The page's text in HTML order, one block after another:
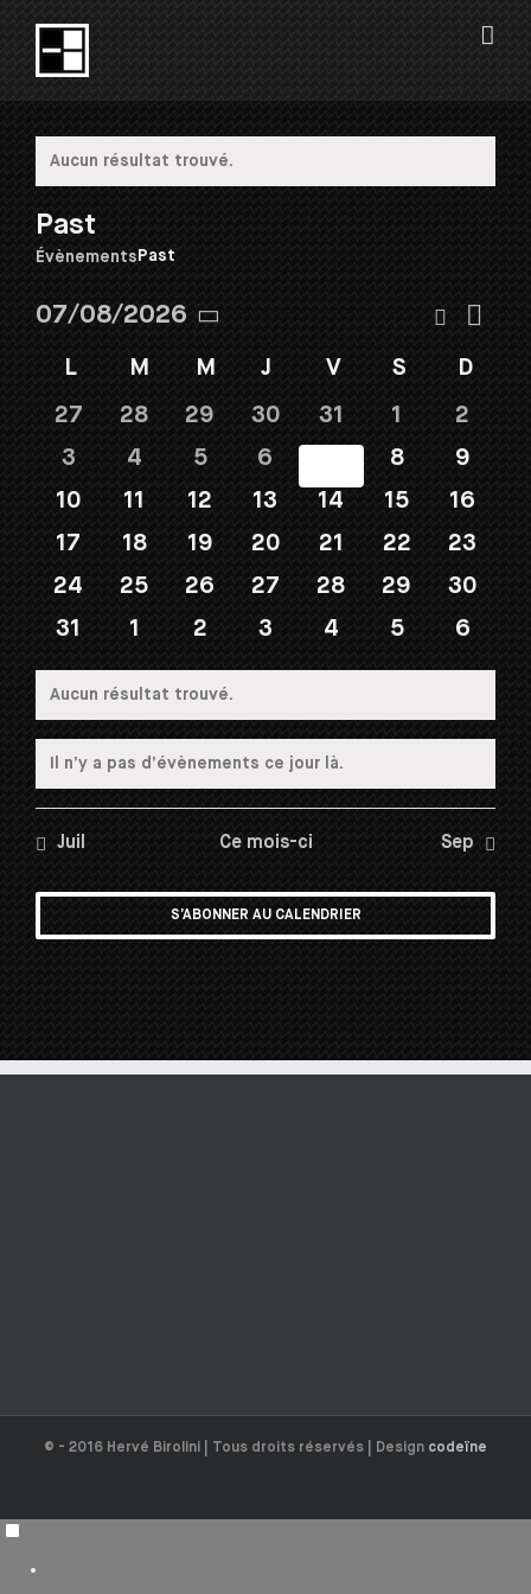
contenu
Notice
Aucun résultat trouvé.
Past
Évènements Past
vues
Mois
07/08/2026
une
date.
Calendrier
Évènements
LLUNDI
M MARDI
M MERCREDI
J JEUDIV VENDREDI
S SAMEDI
D
27
28 29 30 31 1
2
3
4 5 6 8
9
10
11 12 13 14 15
16
17
18 19 20 21 22
23
24
25 26 27 28 29
30
31
1 2 3 4 5 6
Notice
Aucun résultat trouvé.
Notice
Il n’y a pas d’évènements ce jour là.
Juil Ce mois-ci Sep
S’ABONNER AU CALENDRIER
© - 2016 Hervé Birolini | Tous droits réservés | Design codeïne